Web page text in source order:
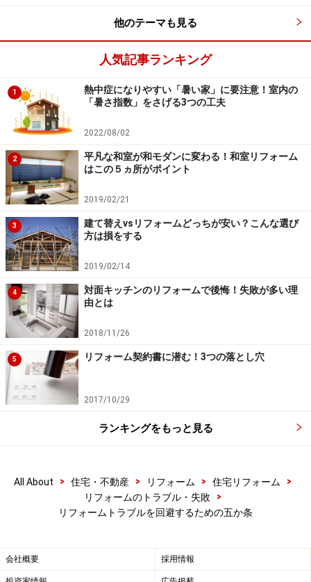
しょう
電話でのやりとり や、工事中の
ブルが起きた時、これらの資料が解決につながることも
あります。
次のページでもリフォームトラブル回避の五か条！ 工事
開始前に必ずやっておくこと、住みながらのリフォーム
ならではのトラブル
ます。
※記事内容は執筆時点のものです。最新の内容をご確認くださ
い。
/2 次のページへ
他のテーマも見る
人気記事ランキング
1
熱中症になりやすい「暑い家」に要注意！室内の
「暑さ指数」をさげる3つの工夫
2022/08/02
2
平凡な和室が和モダンに変わる！和室リフォーム
はこの５ヵ所がポイント
2019/02/21
3
建て替えvsリフォームどっちが安い？こんな選び
方は損をする
2019/02/14
4
対面キッチンのリフォームで後悔！失敗が多い理
由とは
2018/11/26
5 リフォーム契約書に潜む！3つの落とし穴
2017/10/29
ランキングをもっと見る
All About > 住宅・不動産 > リフォーム > 住宅リフォーム
>
リフォームのトラブル・失敗
>
リフォームトラブルを回避するための五か条
会社概要 採用情報